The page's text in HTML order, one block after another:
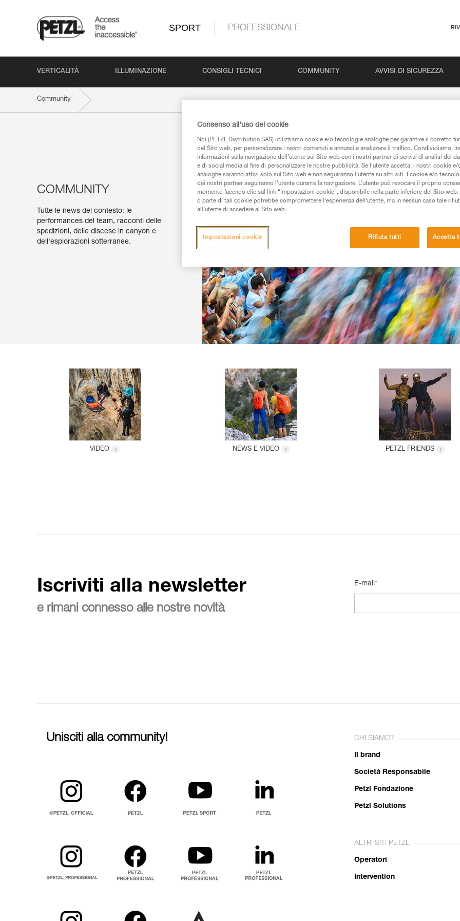
SPORT PROFESSIONALE
VERTICALITÀ ILLUMINAZIONE CONSIGLI TECNICI COMMUNITY AVVISI DI SICUREZZA
Community
COMMUNITY
Tutte le news del contesto: le
performances del team, racconti delle
spedizioni, delle discese in canyon e
dell'esplorazioni sotterranee.
VIDEO NEWS E VIDEO PETZL FRIENDS
Iscriviti alla newsletter
e rimani connesso alle nostre novità
E-mail*
Unisciti alla community! CHI SIAMO?
Il brand
Società Responsabile
Petzl Fondazione
Petzl Solutions
ALTRI SITI PETZL
Operatori
Intervention
Consenso all'uso dei cookie
Noi (PETZL Distribution SAS) utilizziamo cookie e/o tecnologie analoghe per garantire il corretto
del Sito web, per personalizzare i nostri contenuti e annunci e analizzare il traffico. Condividiamo,
informazioni sulla navigazione dell’utente sul Sito web con i nostri partner di servizi di analisi dei
e di social media al fine di personalizzare le nostre pubblicità. Se l’utente accetta, i nostri cookie
analoghe saranno attivi solo sul Sito web e non seguiranno l’utente su altri siti. I cookie e/o
dei nostri partner seguiranno l’utente durante la navigazione. L’utente può revocare il proprio
momento facendo clic sul link “Impostazioni cookie”, disponibile nella parte inferiore del Sito
o parte di tali cookie potrebbe compromettere l’esperienza dell’utente, ma in nessun caso tale
all’utente di accedere al Sito web.
Rifiuta tutti Accetta
Impostazioni cookie